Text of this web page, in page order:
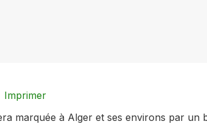
Imprimer
marquée à Alger et ses environs par un